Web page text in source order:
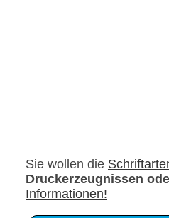
Sie wollen die
Druckerzeugnissen
Informationen!